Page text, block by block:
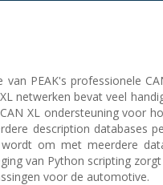
van PEAK's professionele
netwerken bevat veel
XL ondersteuning voor
description databases
om met meerdere
van Python scripting
voor de automotive.